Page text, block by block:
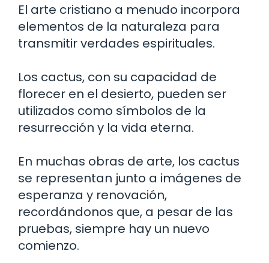
El arte cristiano a menudo incorpora
elementos de la naturaleza para
transmitir verdades espirituales.
Los cactus, con su capacidad de
florecer en el desierto, pueden ser
utilizados como símbolos de la
resurrección y la vida eterna.
En muchas obras de arte, los cactus
se representan junto a imágenes de
esperanza y renovación,
recordándonos que, a pesar de las
pruebas, siempre hay un nuevo
comienzo.